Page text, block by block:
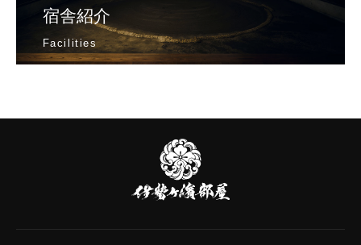
宿舎紹介
Facilities
部